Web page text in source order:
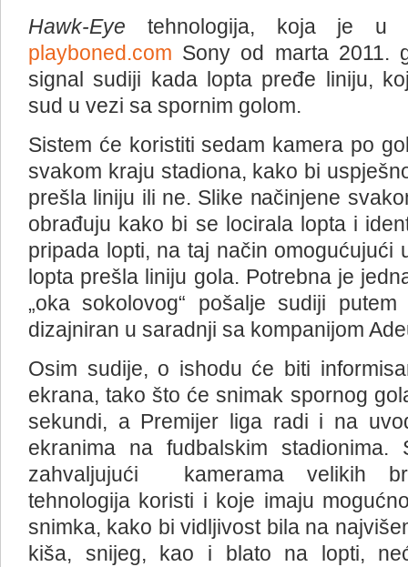
Hawk-Eye tehnologija, koja je u
playboned.com Sony od marta 2011.
signal sudiji kada lopta pređe liniju,
sud u vezi sa spornim golom.
Sistem će koristiti sedam kamera po
svakom kraju stadiona, kako bi
prešla liniju ili ne. Slike načinjene
obrađuju kako bi se locirala lopta i
pripada lopti, na taj način omogućujući
lopta prešla liniju gola. Potrebna je
„oka sokolovog“ pošalje sudiji
dizajniran u saradnji sa kompanijom
Osim sudije, o ishodu će biti
ekrana, tako što će snimak spornog
sekundi, a Premijer liga radi i na
ekranima na fudbalskim
zahvaljujući kamerama velikih
tehnologija koristi i koje imaju
snimka, kako bi vidljivost bila na
kiša, snijeg, kao i blato na lopti,